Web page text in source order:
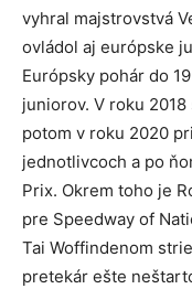
vyhral majstrovstvá
ovládol aj európske
Európsky pohár do
juniorov. V roku
potom v roku 2020
jednotlivcoch a po
Prix. Okrem toho je
pre Speedway of
Tai Woffindenom
pretekár ešte